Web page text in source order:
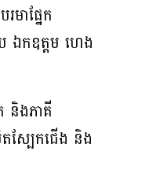
ាផ្នែក
ឯកឧត្តម ហេង
និងភាគី
ស្បែកជើង និង